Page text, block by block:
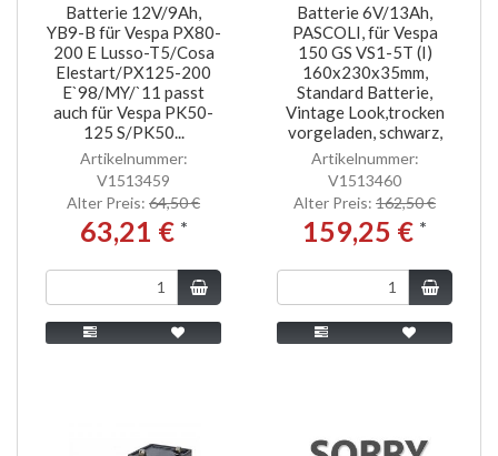
Batterie 12V/9Ah,
YB9-B für Vespa PX80-
200 E Lusso-T5/Cosa
Elestart/PX125-200
E`98/MY/`11 passt
auch für Vespa PK50-
125 S/PK50...
Artikelnummer:
V1513459
Alter Preis: 64,50 €
63,21 € *
Batterie 6V/13Ah,
PASCOLI, für Vespa
150 GS VS1-5T (I)
160x230x35mm,
Standard Batterie,
Vintage Look,trocken
vorgeladen, schwarz,
Artikelnummer:
V1513460
Alter Preis: 162,50 €
159,25 € *